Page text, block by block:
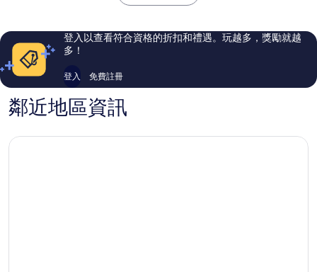
央
商
區
評
論
登入以查看符合資格的折扣和禮遇。玩越多，獎勵就越
多！
登入 免費註冊
鄰近地區資訊